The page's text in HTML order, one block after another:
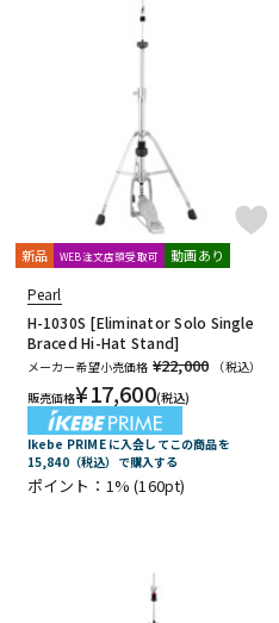
電子ピアノ
その他楽器
エフェクター
DTM
レコーディング機器
楽器アクセサリ
新品 WEB注文店頭受取可 動画あり
Pearl
H-1030S [Eliminator Solo Single
Braced Hi-Hat Stand]
メーカー希望小売価格 ¥22,000
（税込）
販売価格¥17,600(税込)
Ikebe PRIME に入会してこの商品を
15,840（税込）で購入する
ポイント：1%(160pt)